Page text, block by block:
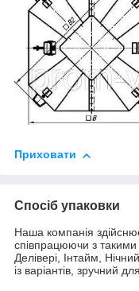
Приховати
Спосіб упаковки
Наша компанія
співпрацюючи з
Делівері, Інтайм,
із варіантів, зручний